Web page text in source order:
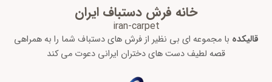
خانه فرش دستباف ایران
iran-carpet
قالیکده با مجموعه ای بی نظیر از فرش های دستباف شما را به همراهی
قصه لطیف دست های دختران ایرانی دعوت می کند